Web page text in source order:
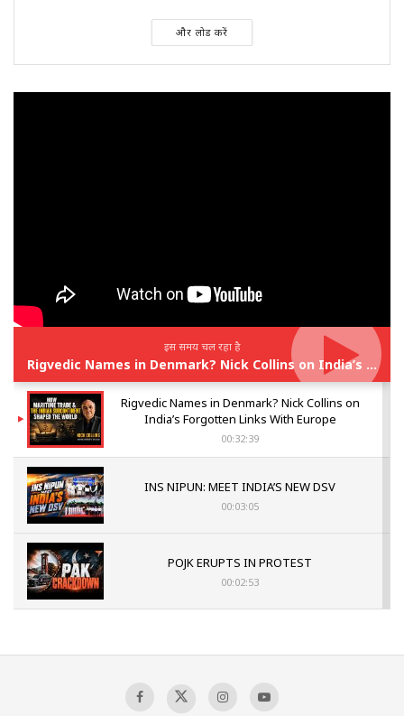
और लोड करें
इस समय चल रहा है
Rigvedic Names in Denmark? Nick Collins on India’s Forgotten Links With Europe
Rigvedic Names in Denmark? Nick Collins on
India’s Forgotten Links With Europe
00:32:39
INS NIPUN: MEET INDIA’S NEW DSV
00:03:05
POJK ERUPTS IN PROTEST
00:02:53
Sagar